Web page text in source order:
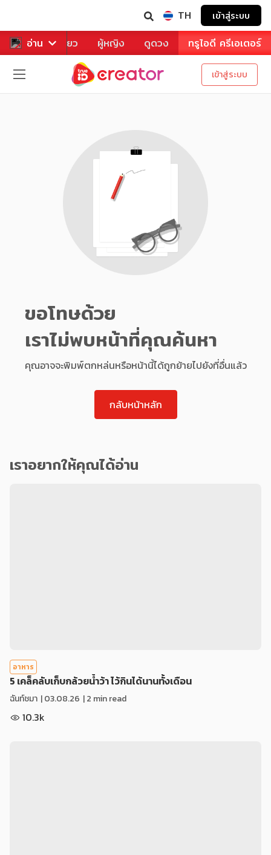
TH เข้าสู่ระบบ
อ่าน
หาร ท่องเที่ยว ผู้หญิง ดูดวง ทรูไอดี ครีเอเตอร์
เข้าสู่ระบบ
ขอโทษด้วย
เราไม่พบหน้าที่คุณค้นหา
คุณอาจจะพิมพ์ตกหล่นหรือหน้านี้ได้ถูกย้ายไปยังที่อื่นแล้ว
กลับหน้าหลัก
เราอยากให้คุณได้อ่าน
อาหาร
5 เคล็คลับเก็บกล้วยน้ำว้า ไว้กินได้นานทั้งเดือน
ฉันท์ชมา |03.08.26 | 2 min read
10.3k